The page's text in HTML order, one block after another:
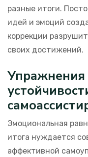
разные итоги.
идей и эмоций
коррекции
своих достижений.
Эмоциональная
итога нуждается
аффективной